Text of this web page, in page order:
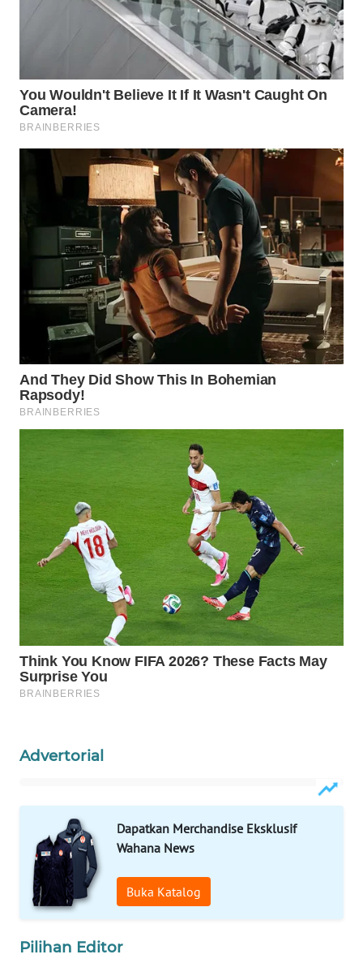
Advertorial
Dapatkan Merchandise Eksklusif
Wahana News
Buka Katalog
Pilihan Editor
WAHANANEWS
ID
WAHANANEWS
NET
WAHANA
SPORT
WAHANA
UMKM
WAHANA
SELEB
WAHANA
WAHANA
OTOMOTIF
WAHANA
HEALTH
WAHANA
DESA
WISATA
KONSUMEN
LISTRIK
MASYARAKAT
KELISTRIKAN
WALINKI